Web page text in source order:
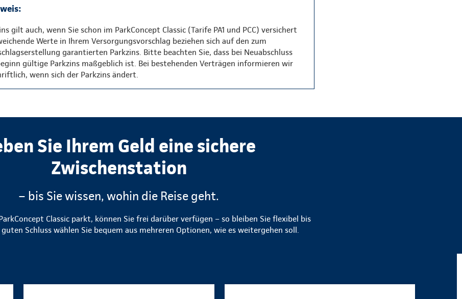
gilt auch, wenn Sie schon im ParkConcept Classic (Tarife PA1 und PCC) versichert
Werte in Ihrem Versorgungsvorschlag beziehen sich auf den zum
garantierten Parkzins. Bitte beachten Sie, dass bei Neuabschluss
gültige Parkzins maßgeblich ist. Bei bestehenden Verträgen informieren wir
wenn sich der Parkzins ändert.
Sie Ihrem Geld eine sichere
Zwischenstation
– bis Sie wissen, wohin die Reise geht.
Classic parkt, können Sie frei darüber verfügen – so bleiben Sie flexibel bis
Schluss wählen Sie bequem aus mehreren Optionen, wie es weitergehen soll.